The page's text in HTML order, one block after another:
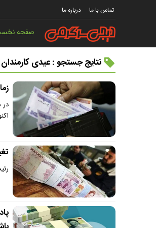
تماس با ما درباره ما
صفحه
نتایج جستجو : عیدی کارمندان 1404
در
رئیس